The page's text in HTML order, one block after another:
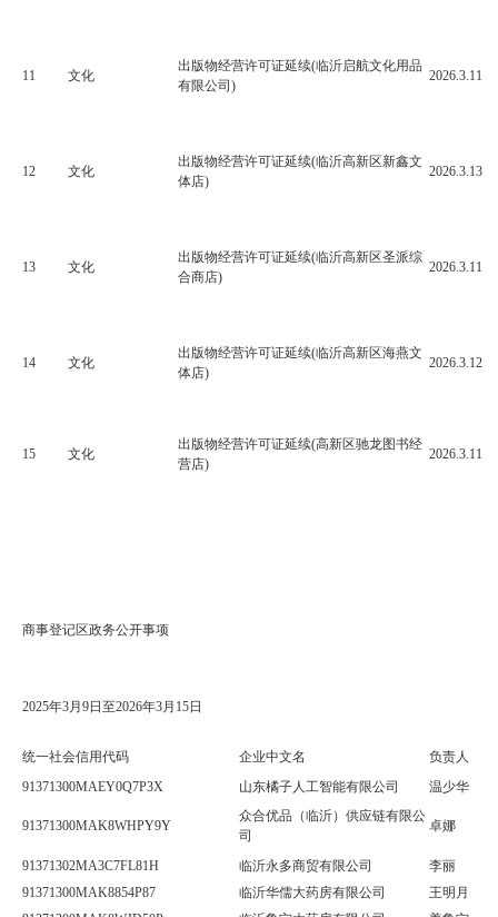
11 文化
出版物经营许可证延续(临沂启航文化用品
有限公司)
2026.3.11
12 文化
出版物经营许可证延续(临沂高新区新鑫文
体店)
2026.3.13
13 文化
出版物经营许可证延续(临沂高新区圣派综
合商店)
2026.3.11
14 文化
出版物经营许可证延续(临沂高新区海燕文
体店)
2026.3.12
15 文化
出版物经营许可证延续(高新区驰龙图书经
营店)
2026.3.11
商事登记区政务公开事项
2025年3月 9日至2026年3月 15日
统一社会信用代码 企业中文名
负责人
91371300MAEY0Q7P3X
山东橘子人工智能有限公司 温少华
91371300MAK8WHPY9Y
众合优品（临沂）供应链有限公
司
卓娜
91371302MA3C7FL81H 临沂永多商贸有限公司
李丽
91371300MAK8854P87
临沂华儒大药房有限公司
王明月